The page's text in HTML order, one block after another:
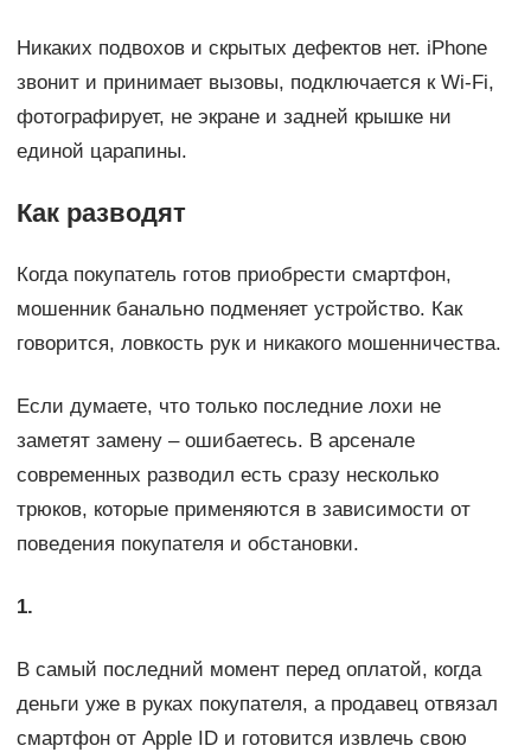
Никаких подвохов и скрытых дефектов нет. iPhone
звонит и принимает вызовы, подключается к Wi-Fi,
фотографирует, не экране и задней крышке ни
единой царапины.
Как разводят
Когда покупатель готов приобрести смартфон,
мошенник банально подменяет устройство. Как
говорится, ловкость рук и никакого мошенничества.
Если думаете, что только последние лохи не
заметят замену – ошибаетесь. В арсенале
современных разводил есть сразу несколько
трюков, которые применяются в зависимости от
поведения покупателя и обстановки.
1.
В самый последний момент перед оплатой, когда
деньги уже в руках покупателя, а продавец отвязал
смартфон от Apple ID и готовится извлечь свою